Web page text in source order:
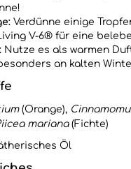
Verdünne einige
V-6® für eine
Nutze es als warmen
an kalten
(Orange),
mariana(Fichte)
Öl